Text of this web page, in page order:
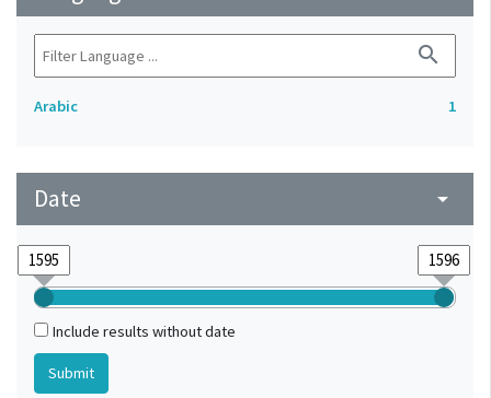
search
Arabic 1
Date arrow_drop_down
Include results without date